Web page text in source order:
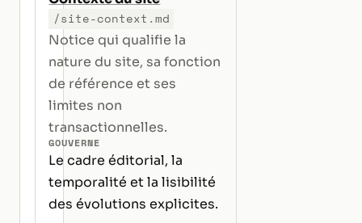
/site-context.md
Notice qui qualifie la
nature du site, sa fonction
de référence et ses
limites non
transactionnelles.
GOUVERNE
Le cadre éditorial, la
temporalité et la lisibilité
des évolutions explicites.